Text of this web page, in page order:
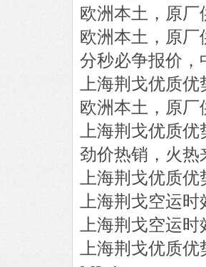
欧洲本土，原厂
欧洲本土，原厂
分秒必争报价，
上海荆戈优质
欧洲本土，原厂
上海荆戈优质
劲价热销，火热
上海荆戈优质
上海荆戈空运时
上海荆戈空运时
上海荆戈优质